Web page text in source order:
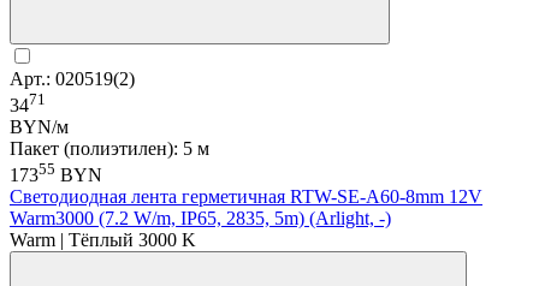
Арт.: 020519(2)
3471
BYN/м
Пакет (полиэтилен): 5 м
17355 BYN
Светодиодная лента герметичная RTW-SE-A60-8mm 12V
Warm3000 (7.2 W/m, IP65, 2835, 5m) (Arlight, -)
Warm | Тёплый 3000 K